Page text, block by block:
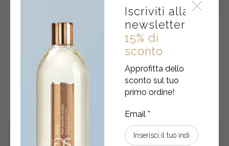
Iscriviti alla
newsletter
15% di
sconto
Approfitta dello
sconto sul tuo
primo ordine!
POTREBBERO ANCHE
INTERESSARTI